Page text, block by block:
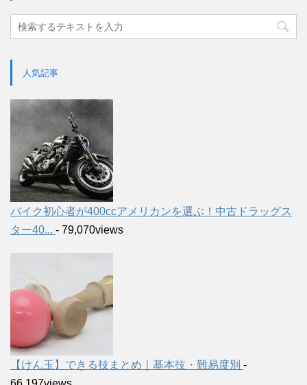
人気記事
バイク初心者が400ccアメリカンを選ぶ！中古ドラッグス
ター40... - 79,070views
【けん玉】できる技まとめ｜基本技・難易度別 -